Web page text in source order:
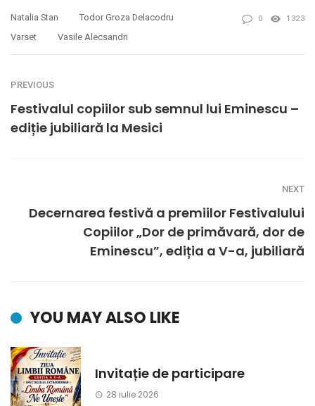
Natalia Stan
Todor Groza Delacodru
Varset
Vasile Alecsandri
0 1323
PREVIOUS
Festivalul copiilor sub semnul lui Eminescu –
ediție jubiliară la Mesici
NEXT
Decernarea festivă a premiilor Festivalului
Copiilor „Dor de primăvară, dor de
Eminescu”, ediția a V-a, jubiliară
YOU MAY ALSO LIKE
Invitație de participare
28 iulie 2026